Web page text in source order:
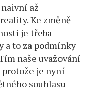
až
Ke změně
je třeba
a to za podmínky
naše uvažování
je nyní
souhlasu